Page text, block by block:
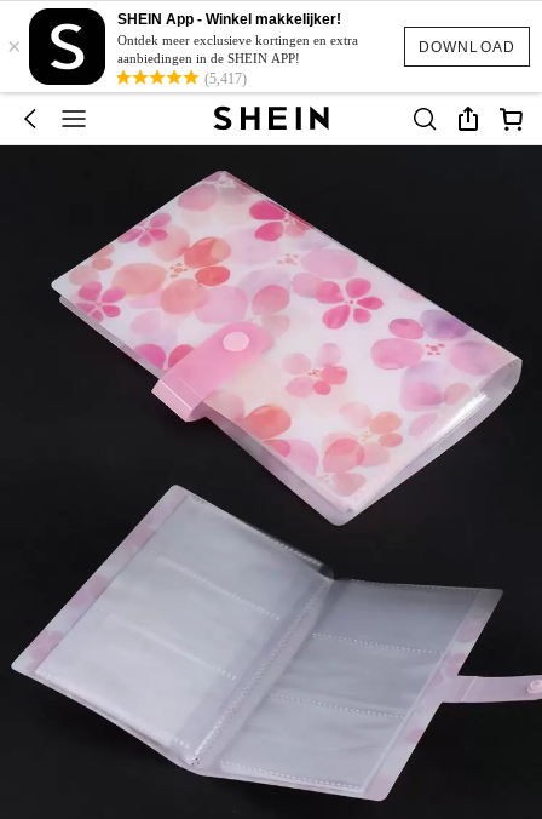
DOWNLOAD
×
SHEIN App - Winkel makkelijker!
Ontdek meer exclusieve kortingen en extra
aanbiedingen in de SHEIN APP!
(5,417)